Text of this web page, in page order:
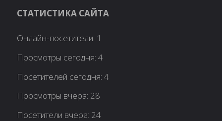
СТАТИСТИКА САЙТА
Онлайн-посетители: 1
Просмотры сегодня:4
Посетителей сегодня:4
Просмотры вчера: 28
Посетители вчера: 24